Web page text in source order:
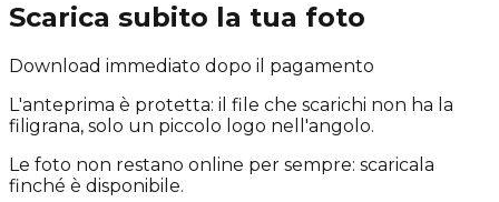
Scarica subito la tua foto
Download immediato dopo il pagamento
L'anteprima è protetta: il file che scarichi non ha la
filigrana, solo un piccolo logo nell'angolo.
Le foto non restano online per sempre: scaricala
finché è disponibile.